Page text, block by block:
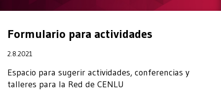
Formulario para actividades
2.8.2021
Espacio para sugerir actividades, conferencias y
talleres para la Red de CENLU